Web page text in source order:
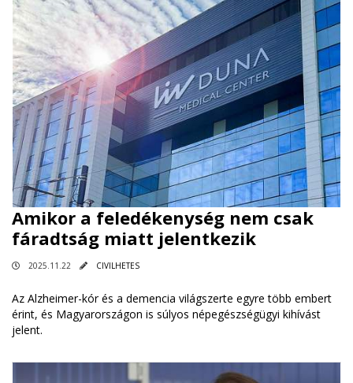
Amikor a feledékenység nem csak
fáradtság miatt jelentkezik
2025.11.22 CIVILHETES
Az Alzheimer-kór és a demencia világszerte egyre több embert
érint, és Magyarországon is súlyos népegészségügyi kihívást
jelent.